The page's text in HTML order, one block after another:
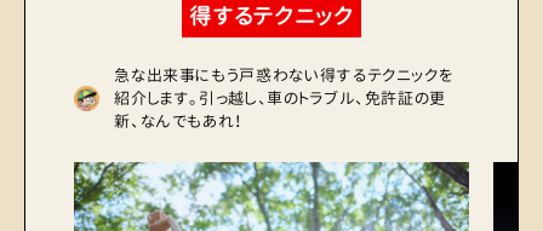
得するテクニック
急な出来事にもう戸惑わない得するテクニックを
紹介します。引っ越し、車のトラブル、免許証の更
新、なんでもあれ！